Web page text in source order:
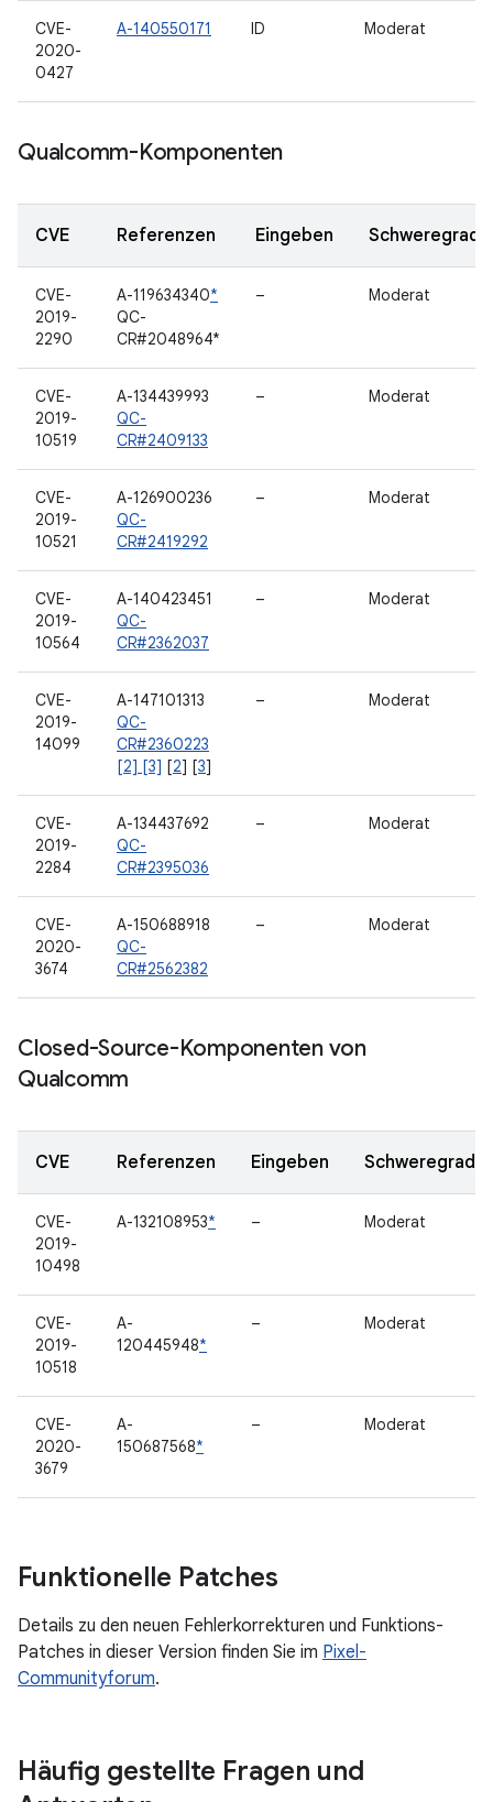
CVE-
2020-
0427
A-140550171 ID Moderat
Qualcomm-Komponenten
CVE Referenzen Eingeben Schweregrad
CVE-
2019-
2290
A-119634340*
QC-
CR#2048964*
– Moderat
CVE-
2019-
10519
A-134439993
QC-
CR#2409133
– Moderat
CVE-
2019-
10521
A-126900236
QC-
CR#2419292
– Moderat
CVE-
2019-
10564
A-140423451
QC-
CR#2362037
– Moderat
CVE-
2019-
14099
A-147101313
QC-
CR#2360223
[2] [3] [2] [3]
– Moderat
CVE-
2019-
2284
A-134437692
QC-
CR#2395036
– Moderat
CVE-
2020-
3674
A-150688918
QC-
CR#2562382
– Moderat
Closed-Source-Komponenten von
Qualcomm
CVE Referenzen Eingeben Schweregrad
CVE-
2019-
10498
A-132108953* – Moderat
CVE-
2019-
10518
A-
120445948*
– Moderat
CVE-
2020-
3679
A-
150687568*
– Moderat
Funktionelle Patches
Details zu den neuen Fehlerkorrekturen und Funktions-
Patches in dieser Version finden Sie im Pixel-
Communityforum.
Häufig gestellte Fragen und